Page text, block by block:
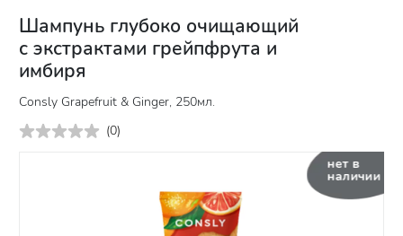
Шампунь глубоко очищающий
с экстрактами грейпфрута и
имбиря
Consly Grapefruit & Ginger, 250мл.
(0)
нет в
наличии